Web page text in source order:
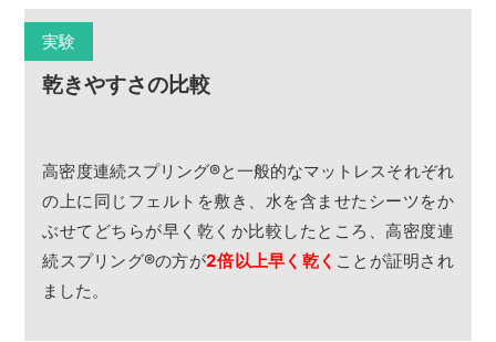
実験
乾きやすさの比較
高密度連続スプリング®と一般的なマットレスそれぞれ
の上に同じフェルトを敷き、水を含ませたシーツをか
ぶせてどちらが早く乾くか比較したところ、高密度連
続スプリング®の方が2倍以上早く乾く ことが証明され
ました。